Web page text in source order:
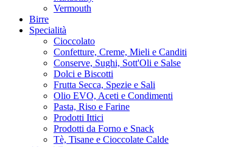
Vermouth
Birre
Specialità
Cioccolato
Confetture, Creme, Mieli e Canditi
Conserve, Sughi, Sott'Oli e Salse
Dolci e Biscotti
Frutta Secca, Spezie e Sali
Olio EVO, Aceti e Condimenti
Pasta, Riso e Farine
Prodotti Ittici
Prodotti da Forno e Snack
Tè, Tisane e Cioccolate Calde